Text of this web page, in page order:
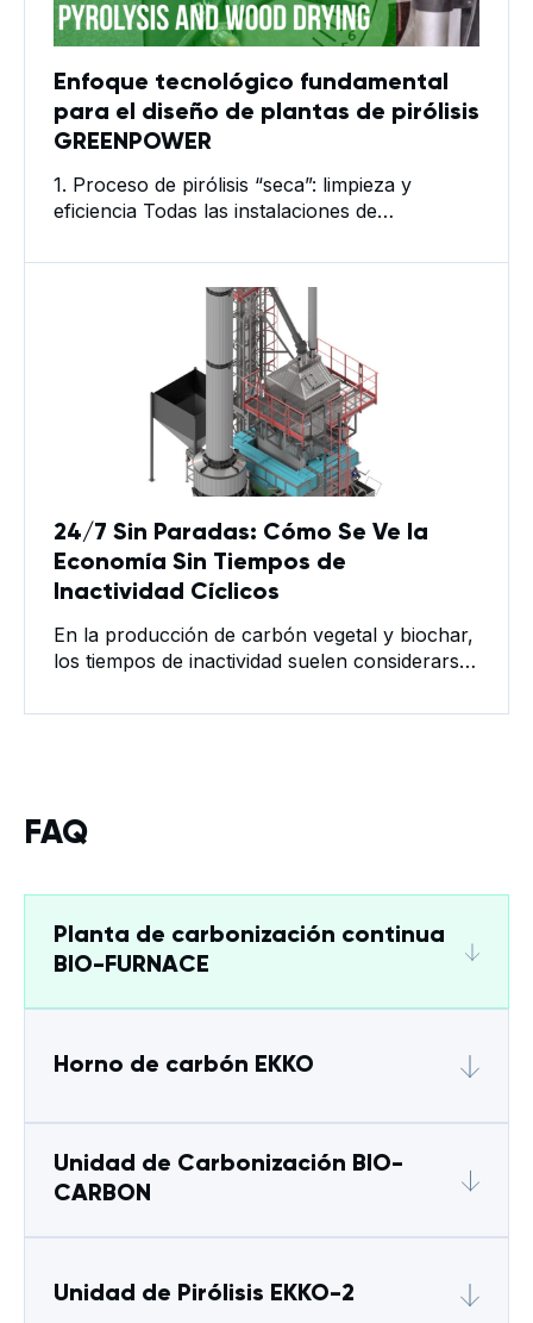
Enfoque tecnológico fundamental
para el diseño de plantas de pirólisis
GREENPOWER
1. Proceso de pirólisis “seca”: limpieza y
eficiencia Todas las instalaciones de
pirólisis seca, que elimina la formación de
fracciones líquidas (como alquitrán de madera
y líquidos de pirólisis) como residuos del
proceso. Todo el gas de pirólisis se dirige a la
cámara de combustión o a los canales de
24/7 Sin Paradas: Cómo Se Ve la
Economía Sin Tiempos de
Inactividad Cíclicos
En la producción de carbón vegetal y biochar,
los tiempos de inactividad suelen considerarse
enfriamiento, descarga, recalentamiento e
variabilidad en la calidad del producto. La
producción continua cambia el modelo
FAQ
Planta de carbonización continua
BIO-FURNACE
Horno de carbón EKKO
Unidad de Carbonización BIO-
CARBON
Unidad de Pirólisis EKKO-2